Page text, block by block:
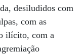
desiludidos com
com as
ilícito, com a